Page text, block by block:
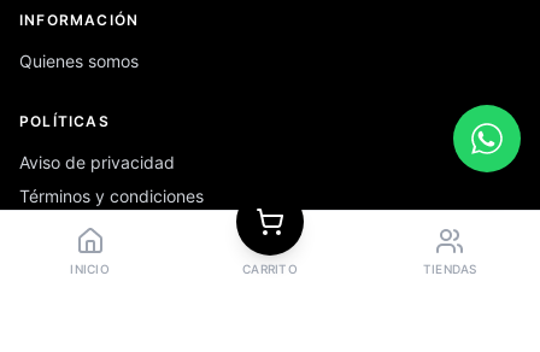
INICIO CARRITO TIENDAS
INFORMACIÓN
Quienes somos
POLÍTICAS
Aviso de privacidad
Términos y condiciones
Preguntas frecuentes